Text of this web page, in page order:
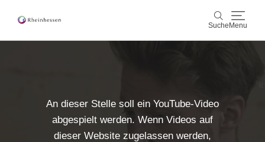
Suche Menu
Aktiv & Natur
An dieser Stelle soll ein YouTube-Video
abgespielt werden. Wenn Videos auf
dieser Website zugelassen werden,